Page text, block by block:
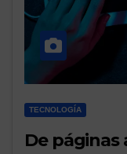
TECNOLOGÍA
De páginas